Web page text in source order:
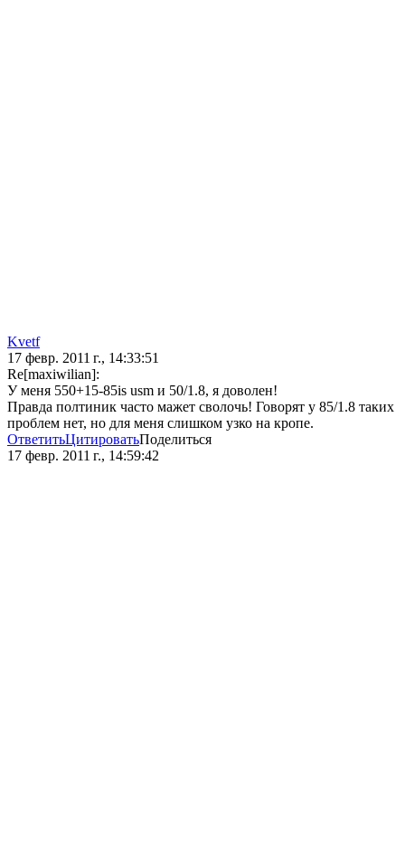
Kvetf
17 февр. 2011 г., 14:33:51
Re[maxiwilian]:
У меня 550+15-85is usm и 50/1.8, я доволен!
Правда полтиник часто мажет сволочь! Говорят у 85/1.8 таких
проблем нет, но для меня слишком узко на кропе.
ОтветитьЦитироватьПоделиться
17 февр. 2011 г., 14:59:42